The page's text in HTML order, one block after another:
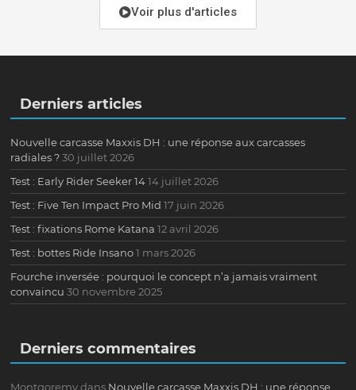
Voir plus d'articles
Derniers articles
Nouvelle carcasse Maxxis DH : une réponse aux carcasses
radiales ? 30 juillet 2026
Test : Early Rider Seeker 14 14 juillet 2026
Test : Five Ten Impact Pro Mid 17 juin 2026
Test : fixations Rome Katana 12 avril 2026
Test : bottes Ride Insano 1 mars 2026
Fourche inversée : pourquoi le concept n’a jamais vraiment
convaincu 30 novembre 2025
Derniers commentaires
Montgoremydans Nouvelle carcasse Maxxis DH : une réponse